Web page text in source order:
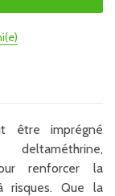
être imprégné
renforcer la
risques. Que la